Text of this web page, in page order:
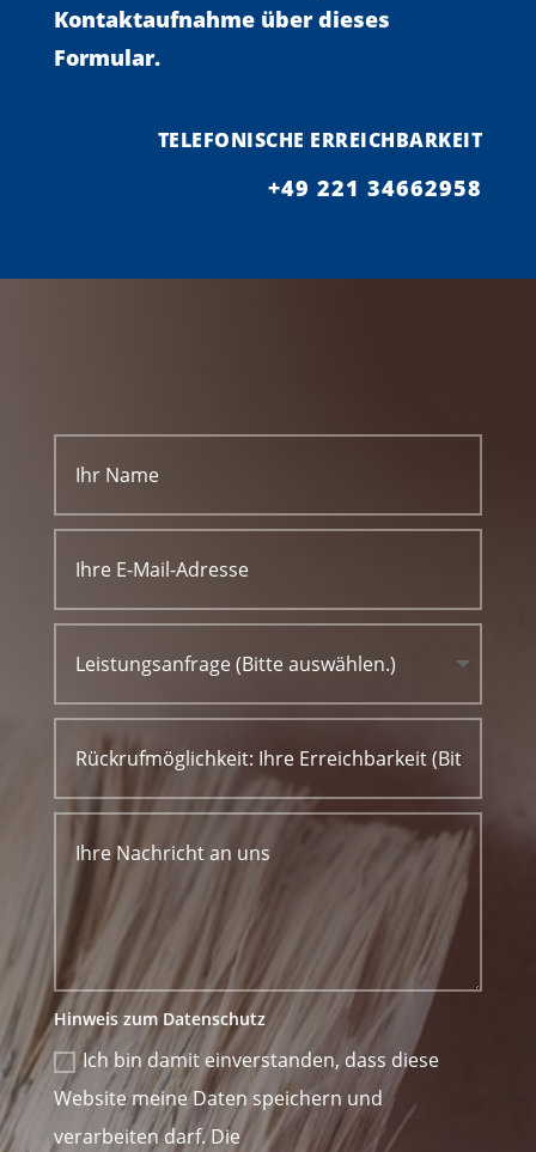
Kontaktaufnahme über dieses
Formular.
TELEFONISCHE ERREICHBARKEIT
+49 221 34662958
Hinweis zum Datenschutz
Ich bin damit einverstanden, dass diese
Website meine Daten speichern und
verarbeiten darf. Die